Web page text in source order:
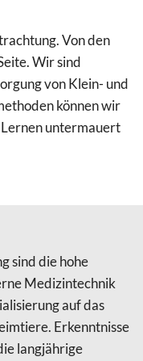
Von den
Wir sind
von Klein- und
können wir
untermauert
sind die hohe
Medizintechnik
auf das
Erkenntnisse
langjährige